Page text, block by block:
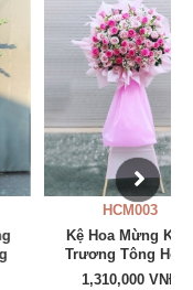
Khai
Hồng
VNĐ
Kệ Hoa
Khởi